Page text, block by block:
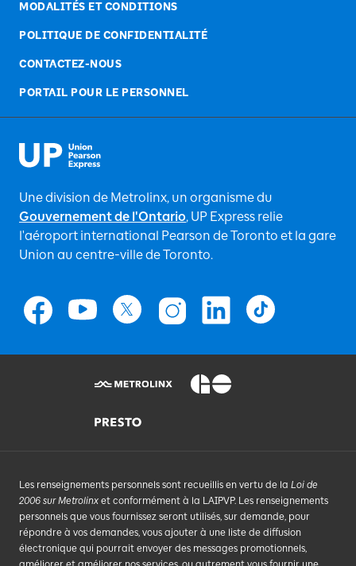
MODALITÉS ET CONDITIONS
POLITIQUE DE CONFIDENTIALITÉ
CONTACTEZ-NOUS
PORTAIL POUR LE PERSONNEL
Une division de Metrolinx, un organisme du
Gouvernement de l'Ontario, UP Express relie
l'aéroport international Pearson de Toronto et la gare
Union au centre-ville de Toronto.
Les renseignements personnels sont recueillis en vertu de la Loi de
2006 sur Metrolinx et conformément à la LAIPVP. Les renseignements
personnels que vous fournissez seront utilisés, sur demande, pour
répondre à vos demandes, vous ajouter à une liste de diffusion
électronique qui pourrait envoyer des messages promotionnels,